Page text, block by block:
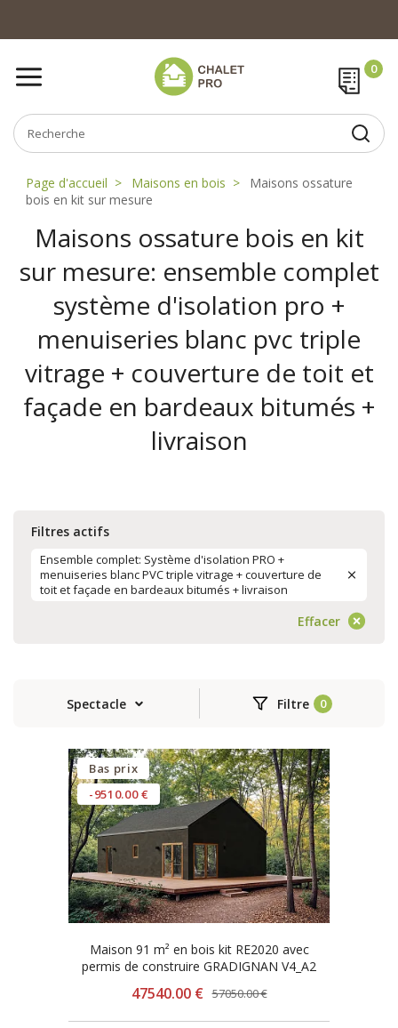
Page d'accueil Maisons en bois
Maisons ossature
bois en kit sur mesure
Maisons ossature bois en kit
sur mesure: ensemble complet
système d'isolation pro +
menuiseries blanc pvc triple
vitrage + couverture de toit et
façade en bardeaux bitumés +
livraison
Filtres actifs
Ensemble complet: Système d'isolation PRO +
menuiseries blanc PVC triple vitrage + couverture de
toit et façade en bardeaux bitumés + livraison
Effacer
Spectacle Filtre
Bas prix
-9510.00 €
Maison 91 m² en bois kit RE2020 avec
permis de construire GRADIGNAN V4_A2
47540.00 € 57050.00 €